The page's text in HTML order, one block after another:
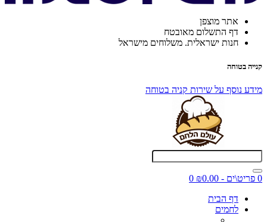
אתר מוצפן
דף התשלום מאובטח
חנות ישראלית. משלוחים מישראל
קנייה בטוחה
מידע נוסף על שירות קניה בטוחה
0 פריט\ים - ₪0.00
0
דף הבית
לחמים